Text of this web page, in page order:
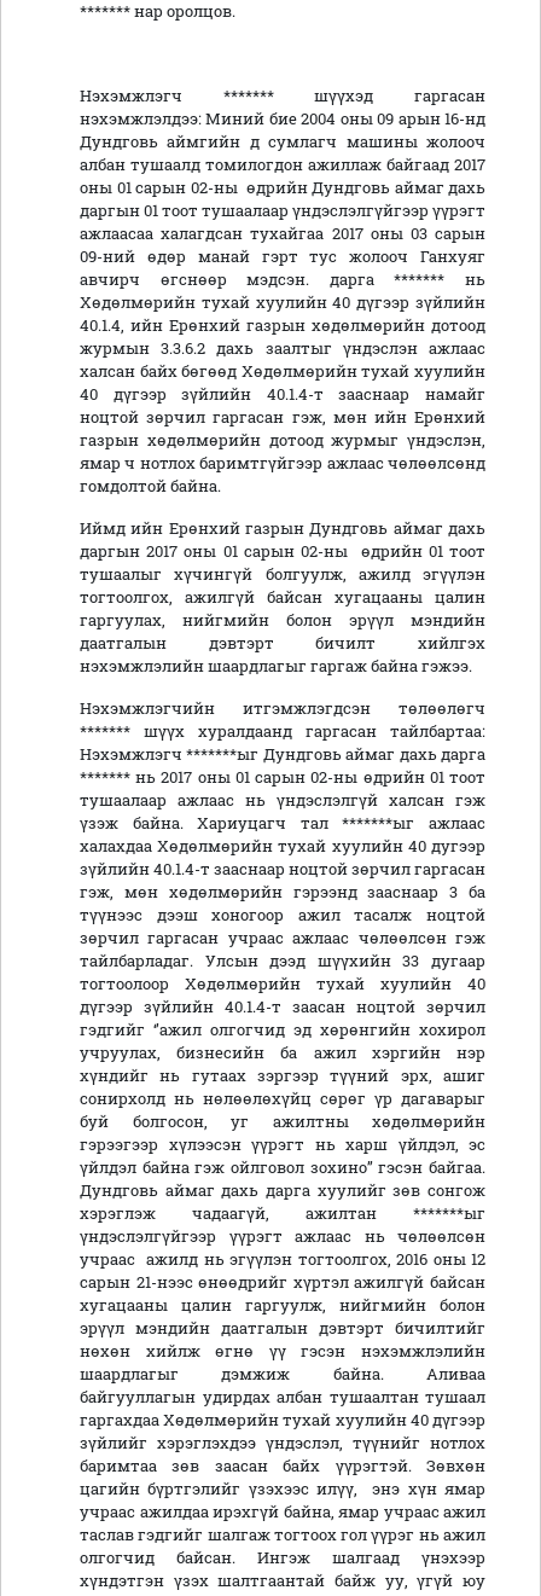
******* нар оролцов.
Нэхэмжлэгч ******* шүүхэд гаргасан
нэхэмжлэлдээ: Миний бие 2004 оны 09 арын 16-нд
Дундговь аймгийн д сумлагч машины жолооч
албан тушаалд томилогдон ажиллаж байгаад 2017
оны 01 сарын 02-ны өдрийн Дундговь аймаг дахь
даргын 01 тоот тушаалаар үндэслэлгүйгээр үүрэгт
ажлаасаа халагдсан тухайгаа 2017 оны 03 сарын
09-ний өдөр манай гэрт тус жолооч Ганхуяг
авчирч өгснөөр мэдсэн. дарга ******* нь
Хөдөлмөрийн тухай хуулийн 40 дүгээр зүйлийн
40.1.4, ийн Ерөнхий газрын хөдөлмөрийн дотоод
журмын 3.3.6.2 дахь заалтыг үндэслэн ажлаас
халсан байх бөгөөд Хөдөлмөрийн тухай хуулийн
40 дүгээр зүйлийн 40.1.4-т зааснаар намайг
ноцтой зөрчил гаргасан гэж, мөн ийн Ерөнхий
газрын хөдөлмөрийн дотоод журмыг үндэслэн,
ямар ч нотлох баримтгүйгээр ажлаас чөлөөлсөнд
гомдолтой байна.
Иймд ийн Ерөнхий газрын Дундговь аймаг дахь
даргын 2017 оны 01 сарын 02-ны өдрийн 01 тоот
тушаалыг хүчингүй болгуулж, ажилд эгүүлэн
тогтоолгох, ажилгүй байсан хугацааны цалин
гаргуулах, нийгмийн болон эрүүл мэндийн
даатгалын дэвтэрт бичилт хийлгэх
нэхэмжлэлийн шаардлагыг гаргаж байна гэжээ.
Нэхэмжлэгчийн итгэмжлэгдсэн төлөөлөгч
******* шүүх хуралдаанд гаргасан тайлбартаа:
Нэхэмжлэгч *******ыг Дундговь аймаг дахь дарга
******* нь 2017 оны 01 сарын 02-ны өдрийн 01 тоот
тушаалаар ажлаас нь үндэслэлгүй халсан гэж
үзэж байна. Хариуцагч тал *******ыг ажлаас
халахдаа Хөдөлмөрийн тухай хуулийн 40 дугээр
зүйлийн 40.1.4-т зааснаар ноцтой зөрчил гаргасан
гэж, мөн хөдөлмөрийн гэрээнд зааснаар 3 ба
түүнээс дээш хоногоор ажил тасалж ноцтой
зөрчил гаргасан учраас ажлаас чөлөөлсөн гэж
тайлбарладаг. Улсын дээд шүүхийн 33 дугаар
тогтоолоор Хөдөлмөрийн тухай хуулийн 40
дүгээр зүйлийн 40.1.4-т заасан ноцтой зөрчил
гэдгийг ‘’ажил олгогчид эд хөрөнгийн хохирол
учруулах, бизнесийн ба ажил хэргийн нэр
хүндийг нь гутаах зэргээр түүний эрх, ашиг
сонирхолд нь нөлөөлөхүйц сөрөг үр дагаварыг
буй болгосон, уг ажилтны хөдөлмөрийн
гэрээгээр хүлээсэн үүрэгт нь харш үйлдэл, эс
үйлдэл байна гэж ойлговол зохино’’ гэсэн байгаа.
Дундговь аймаг дахь дарга хуулийг зөв сонгож
хэрэглэж чадаагүй, ажилтан *******ыг
үндэслэлгүйгээр үүрэгт ажлаас нь чөлөөлсөн
учраас ажилд нь эгүүлэн тогтоолгох, 2016 оны 12
сарын 21-нээс өнөөдрийг хүртэл ажилгүй байсан
хугацааны цалин гаргуулж, нийгмийн болон
эрүүл мэндийн даатгалын дэвтэрт бичилтийг
нөхөн хийлж өгнө үү гэсэн нэхэмжлэлийн
шаардлагыг дэмжиж байна. Аливаа
байгууллагын удирдах албан тушаалтан тушаал
гаргахдаа Хөдөлмөрийн тухай хуулийн 40 дүгээр
зүйлийг хэрэглэхдээ үндэслэл, түүнийг нотлох
баримтаа зөв заасан байх үүрэгтэй. Зөвхөн
цагийн бүртгэлийг үзэхээс илүү, энэ хүн ямар
учраас ажилдаа ирэхгүй байна, ямар учраас ажил
таслав гэдгийг шалгаж тогтоох гол үүрэг нь ажил
олгогчид байсан. Ингэж шалгаад үнэхээр
хүндэтгэн үзэх шалтгаантай байж уу, үгүй юу